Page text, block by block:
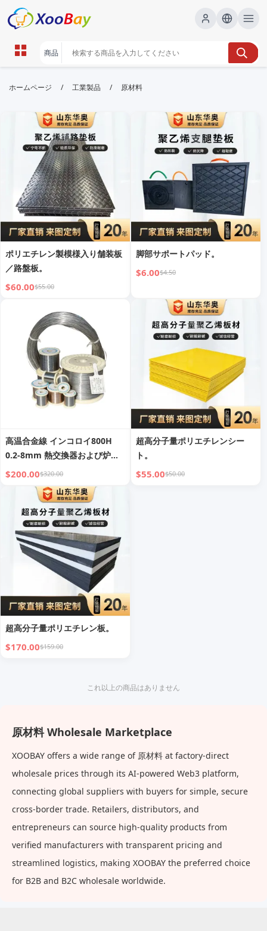
原材料 | XOOBAY B2B/B2C
原材料,食材,サプライチェーン, wholesale 原材料,
XOOBAY
高品質原材料の調達・供給を最適化する支援
ホームページ / 工業製品 / 原材料
ポリエチレン製模様入り舗装板
／路盤板。
$60.00$55.00
脚部サポートパッド。
$6.00$4.50
高温合金線 インコロイ800H
0.2-8mm 熱交換器および炉部
品用
$200.00$320.00
超高分子量ポリエチレンシー
ト。
$55.00$50.00
超高分子量ポリエチレン板。
$170.00$159.00
これ以上の商品はありません
原材料 Wholesale Marketplace
XOOBAY offers a wide range of 原材料 at factory-direct
wholesale prices through its AI-powered Web3 platform,
connecting global suppliers with buyers for simple, secure
cross-border trade. Retailers, distributors, and
entrepreneurs can source high-quality products from
verified manufacturers with transparent pricing and
streamlined logistics, making XOOBAY the preferred choice
for B2B and B2C wholesale worldwide.